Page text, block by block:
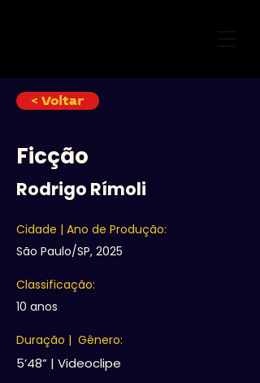
< Voltar
Ficção
Rodrigo Rímoli
Cidade | Ano de Produção:
São Paulo/SP, 2025
Classificação:
10 anos
Duração | Gênero:
5’48” | Videoclipe